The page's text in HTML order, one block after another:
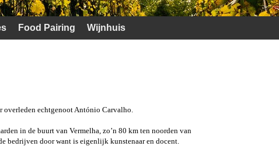
Food Pairing Wijnhuis
overleden echtgenoot António Carvalho.
in de buurt van Vermelha, zo’n 80 km ten noorden van
bedrijven door want is eigenlijk kunstenaar en docent.